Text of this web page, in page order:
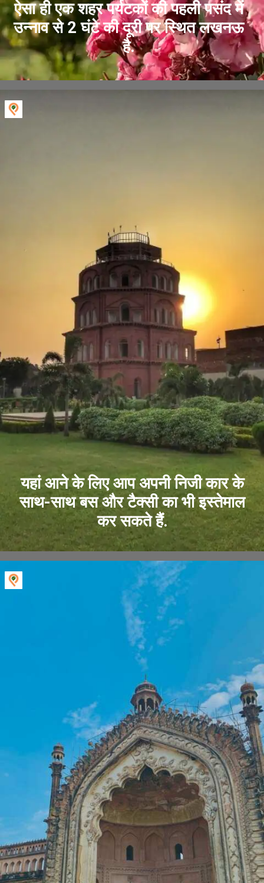
ऐसा ही एक शहर पर्यटकों की पहली पसंद में
उन्नाव से 2 घंटे की दूरी पर स्थित लखनऊ
है.
यहां आने के लिए आप अपनी निजी कार के
साथ-साथ बस और टैक्सी का भी इस्तेमाल
कर सकते हैं.